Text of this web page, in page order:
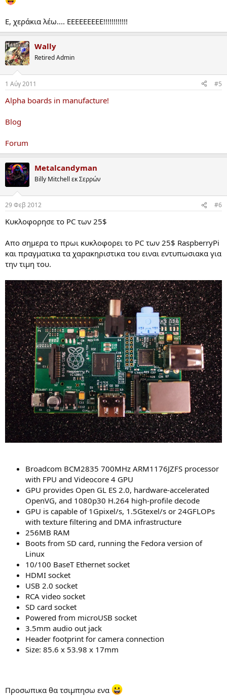
Ε, χεράκια λέω.... ΕΕΕΕΕΕΕΕΕ!!!!!!!!!!!!
Wally
Retired Admin
1 Αύγ 2011 #5
Alpha boards in manufacture!
Blog
Forum
Metalcandyman
Billy Mitchell εκ Σερρών
29 Φεβ 2012 #6
Kυκλοφορησε το PC των 25$
Απο σημερα το πρωι κυκλοφορει το PC των 25$ RaspberryPi
και πραγματικα τα χαρακηριστικα του ειναι εντυπωσιακα για
την τιμη του.
Broadcom BCM2835 700MHz ARM1176JZFS processor
with FPU and Videocore 4 GPU
GPU provides Open GL ES 2.0, hardware-accelerated
OpenVG, and 1080p30 H.264 high-profile decode
GPU is capable of 1Gpixel/s, 1.5Gtexel/s or 24GFLOPs
with texture filtering and DMA infrastructure
256MB RAM
Boots from SD card, running the Fedora version of
Linux
10/100 BaseT Ethernet socket
HDMI socket
USB 2.0 socket
RCA video socket
SD card socket
Powered from microUSB socket
3.5mm audio out jack
Header footprint for camera connection
Size: 85.6 x 53.98 x 17mm
Προσωπικα θα τσιμπησω ενα